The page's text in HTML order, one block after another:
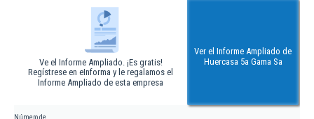
Ve el Informe Ampliado. ¡Es gratis!
Regístrese en eInforma y le regalamos el
Informe Ampliado de esta empresa
Ver el Informe Ampliado de
Huercasa 5a Gama Sa